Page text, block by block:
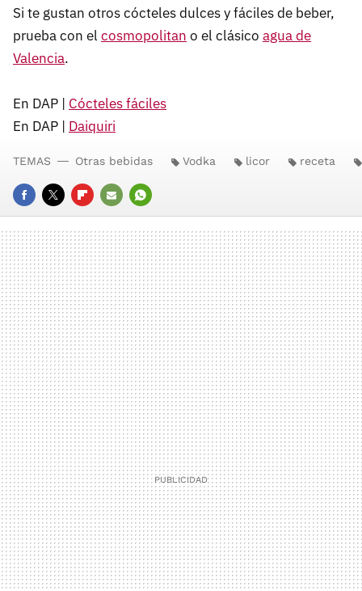
Si te gustan otros cócteles dulces y fáciles de beber,
prueba con el cosmopolitan o el clásico agua de
Valencia.
En DAP | Cócteles fáciles
En DAP | Daiquiri
FACEBOOK
TWITTERFLIPBOARD
E-
MAIL
WHATSAPP
TEMAS Otras bebidas Vodka licor receta